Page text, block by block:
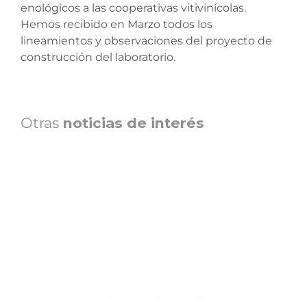
enológicos a las cooperativas vitivinícolas.
Hemos recibido en Marzo todos los
lineamientos y observaciones del proyecto de
construcción del laboratorio.
Otras noticias de interés